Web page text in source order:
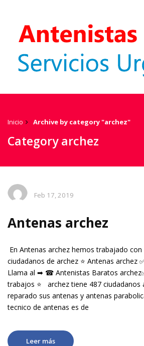
Inicio Archive by category "archez"
Category archez
Feb 17, 2019
Antenas archez
En Antenas archez hemos trabajado
ciudadanos de archez ⭐ Antenas archez
Llama al ➡ ☎ Antenistas Baratos
trabajos ⭐ archez tiene 487 ciudadanos
reparado sus antenas y antenas
tecnico de antenas es de
Leer más